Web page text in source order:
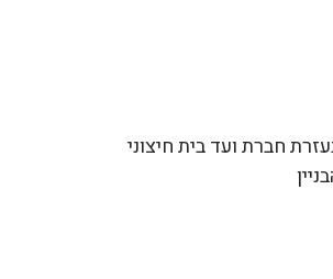
חברת ועד בית חיצוני